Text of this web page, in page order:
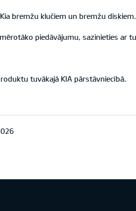
bremžu klučiem un bremžu
piedāvājumu, sazinieties ar
tuvākajā KIA pārstāvniecībā.